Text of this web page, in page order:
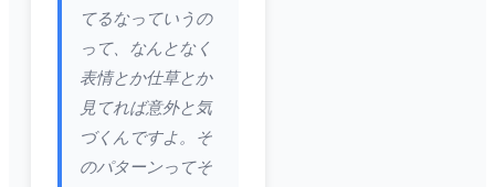
てるなっていうの
って、なんとなく
表情とか仕草とか
見てれば意外と気
づくんですよ。そ
のパターンってそ